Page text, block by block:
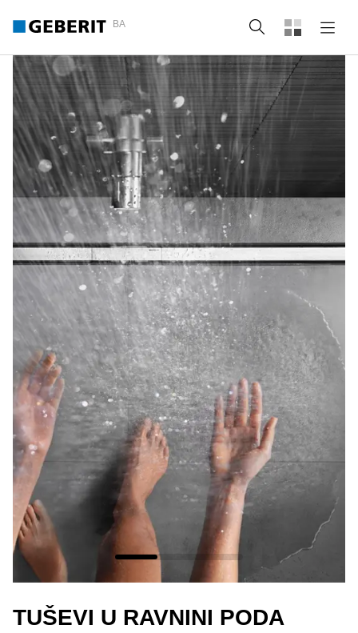
BA Tražilica
TUŠEVI U RAVNINI PODA